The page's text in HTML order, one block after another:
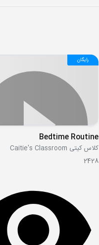
رایگان
Bedtime Routine
کلاس کیتی Caitie's Classroom
2428